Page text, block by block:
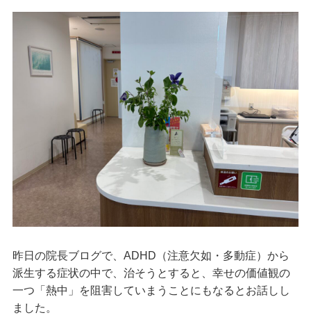
昨日の院長ブログで、ADHD（注意欠如・多動症）から
派生する症状の中で、治そうとすると、幸せの価値観の
一つ「熱中」を阻害していまうことにもなるとお話しし
ました。